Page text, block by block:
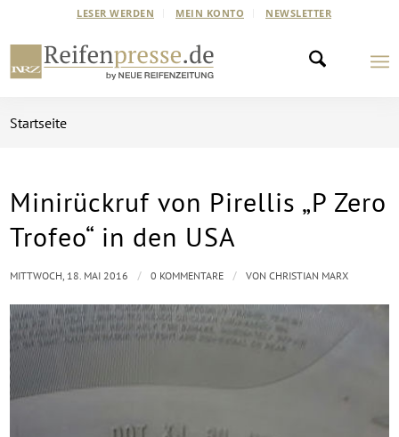
LESER WERDEN MEIN KONTO NEWSLETTER
Startseite
Minirückruf von Pirellis „P Zero
Trofeo“ in den USA
MITTWOCH, 18. MAI 2016 / 0 KOMMENTARE / VONCHRISTIAN MARX